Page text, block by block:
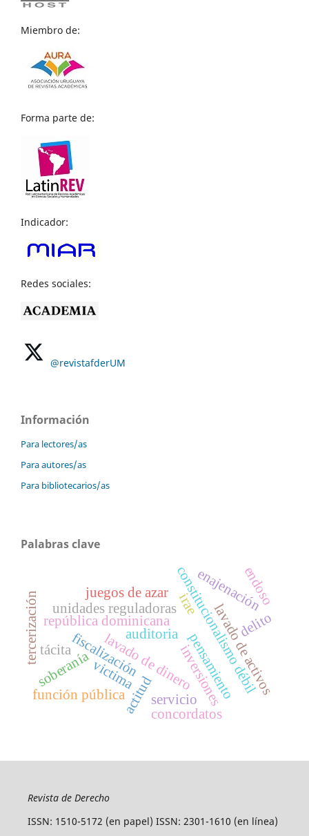
Miembro de:
Forma parte de:
Indicador:
Redes sociales:
@revistafderUM
Información
Para lectores/as
Para autores/as
Para bibliotecarios/as
Palabras clave
constitucionalismo débil
república dominicana
fiscalizaciónauditoria
soberanía pensamiento
actitud lavado de activos
lavado de dinero
delito
función pública
unidades reguladoras
inversiones
irae
tercerización juegos de azar
tácita
enajenación
concordatos
servicio
endoso
victima
Revista de Derecho
ISSN: 1510-5172 (en papel) ISSN: 2301-1610 (en línea)